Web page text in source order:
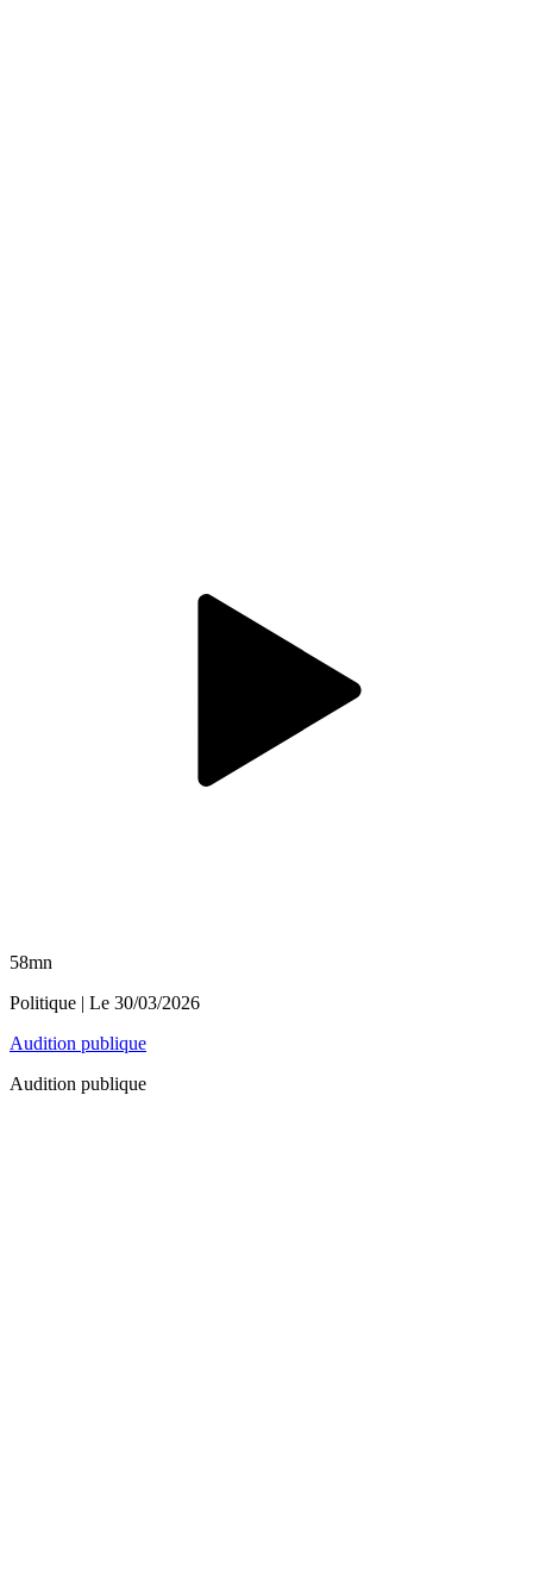
58mn
Politique | Le 30/03/2026
Audition publique
Audition publique